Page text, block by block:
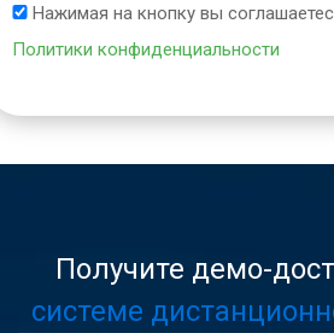
Нажимая на кнопку вы
Политики конфиденциальности
Получите демо-
системе